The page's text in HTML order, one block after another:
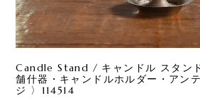
Candle Stand / キャンドル スタン
舗什器・キャンドルホルダー・アン
ジ 〉114514